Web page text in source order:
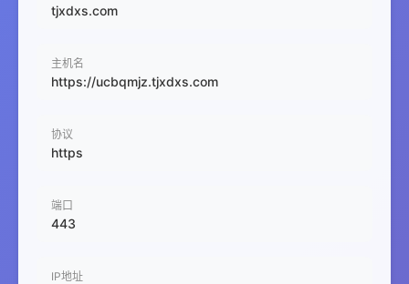
tjxdxs.com
主机名
https://ucbqmjz.tjxdxs.com
协议
https
端口
443
IP地址